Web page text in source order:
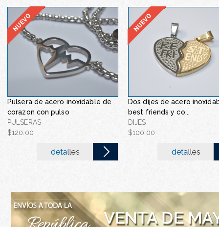
Pulsera de acero inoxidable de
corazon con pulso
PULSERAS
$120.00
Dos dijes de acero
best friends y co...
DIJES
$100.00
Juego de acero
v
juego de acero
$110.00